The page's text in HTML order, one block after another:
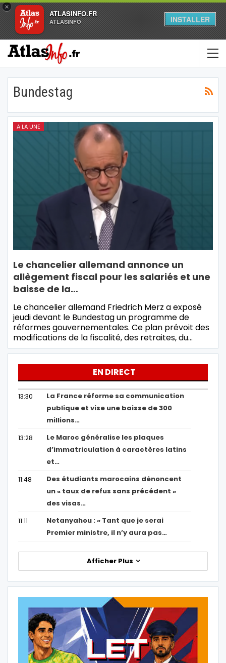
×
ATLASINFO.FR
ATLASINFO INSTALLER
Bundestag
A LA UNE
Le chancelier allemand annonce un
allègement fiscal pour les salariés et une
baisse de la…
Le chancelier allemand Friedrich Merz a exposé
jeudi devant le Bundestag un programme de
réformes gouvernementales. Ce plan prévoit des
modifications de la fiscalité, des retraites, du…
EN DIRECT
13:30
La France réforme sa communication
publique et vise une baisse de 300
millions…
13:28
Le Maroc généralise les plaques
d’immatriculation à caractères latins
et…
11:48
Des étudiants marocains dénoncent
un « taux de refus sans précédent »
des visas…
11:11
Netanyahou : « Tant que je serai
Premier ministre, il n’y aura pas…
Afficher Plus